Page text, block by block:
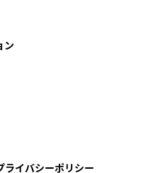
ン
ライバシーポリシー